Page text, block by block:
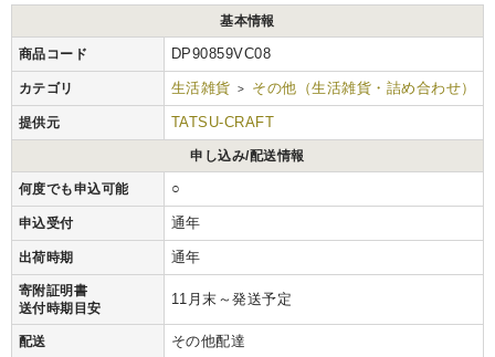
基本情報
商品コード DP90859VC08
カテゴリ 生活雑貨 > その他（生活雑貨・詰め合わせ）
提供元 TATSU-CRAFT
申し込み/配送情報
何度でも申込可能 ○
申込受付 通年
出荷時期 通年
寄附証明書
送付時期目安
11月末～発送予定
配送 その他配達